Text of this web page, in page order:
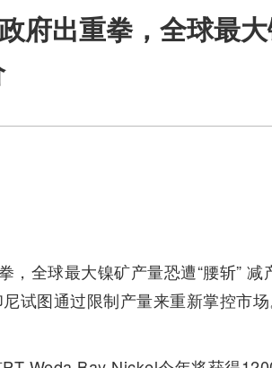
府出重拳，全球最
，全球最大镍矿产量恐遭“腰斩”
试图通过限制产量来重新掌控市